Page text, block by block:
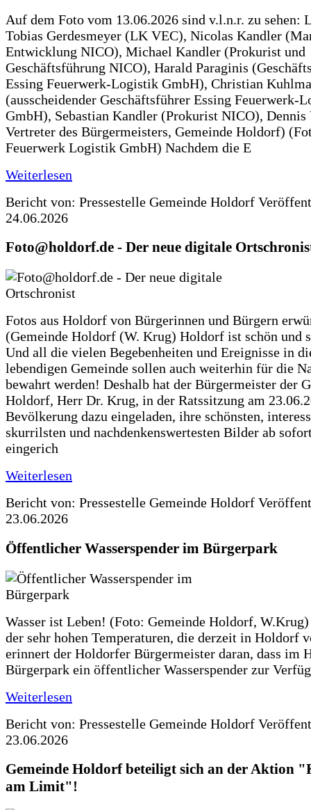
Auf dem Foto vom 13.06.2026 sind v.l.n.r. zu sehen:
Tobias Gerdesmeyer (LK VEC), Nicolas Kandler
Entwicklung NICO), Michael Kandler (Prokurist und
Geschäftsführung NICO), Harald Paraginis
Essing Feuerwerk-Logistik GmbH), Christian
(ausscheidender Geschäftsführer Essing Feuerwerk-
GmbH), Sebastian Kandler (Prokurist NICO),
Vertreter des Bürgermeisters, Gemeinde Holdorf)
Feuerwerk Logistik GmbH) Nachdem die E
Weiterlesen
Bericht von: Pressestelle Gemeinde Holdorf
24.06.2026
Foto@holdorf.de - Der neue digitale
Fotos aus Holdorf von Bürgerinnen und Bürgern
(Gemeinde Holdorf (W. Krug) Holdorf ist schön und
Und all die vielen Begebenheiten und Ereignisse in
lebendigen Gemeinde sollen auch weiterhin für die
bewahrt werden! Deshalb hat der Bürgermeister der
Holdorf, Herr Dr. Krug, in der Ratssitzung am
Bevölkerung dazu eingeladen, ihre schönsten,
skurrilsten und nachdenkenswertesten Bilder ab
eingerich
Weiterlesen
Bericht von: Pressestelle Gemeinde Holdorf
23.06.2026
Öffentlicher Wasserspender im Bürgerpark
Wasser ist Leben! (Foto: Gemeinde Holdorf,
der sehr hohen Temperaturen, die derzeit in Holdorf
erinnert der Holdorfer Bürgermeister daran, dass im
Bürgerpark ein öffentlicher Wasserspender zur
Weiterlesen
Bericht von: Pressestelle Gemeinde Holdorf
23.06.2026
Gemeinde Holdorf beteiligt sich an der Aktion
am Limit"!